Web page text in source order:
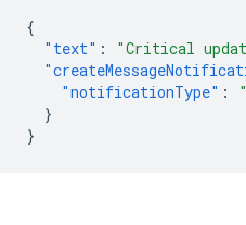
{
"text" : "Critical
"notificationType" :
}
}